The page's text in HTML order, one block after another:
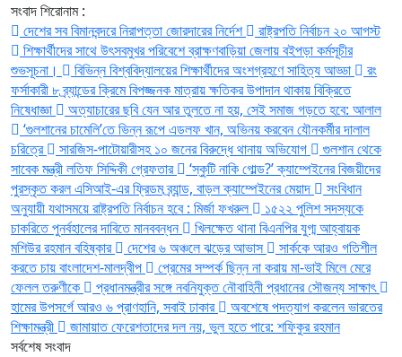
সংবাদ শিরোনাম :
দেশের সব বিমানবন্দরে নিরাপত্তা জোরদারের নির্দেশ
রাষ্ট্রপতি নির্বাচন ২০ আগস্ট
শিক্ষার্থীদের সাথে উৎসবমুখর পরিবেশে ব্রাক্ষণবাড়িয়া জেলায় বইপড়া কর্মসূচীর
শুভসূচনা।
বিভিন্ন বিশ্ববিদ্যালয়ের শিক্ষার্থীদের অংশগ্রহণে সাহিত্য আড্ডা
রং
ফর্সাকারী ৮ ব্র্যান্ডের ক্রিমে বিপজ্জনক মাত্রায় ক্ষতিকর উপাদান থাকায় বিক্রিতে
নিষেধাজ্ঞা
অত্যাচারের ছবি যেন আর তুলতে না হয়, সেই সমাজ গড়তে হবে: আলাল
‘গুলশানের চামেলি’তে ভিন্ন রূপে এডলফ খান, অভিনয় করবেন যৌনকর্মীর দালাল
চরিত্রে
সারজিস-পাটোয়ারীসহ ১০ জনের বিরুদ্ধে থানায় অভিযোগ
গুলশান থেকে
সাবেক মন্ত্রী লতিফ সিদ্দিকী গ্রেফতার
‘স্কুটি নাকি গোল্ড?’ ক্যাম্পেইনের বিজয়ীদের
পুরস্কৃত করল এসিআই-এর ফ্রিডম ব্র্যান্ড, বাড়ল ক্যাম্পেইনের মেয়াদ
সংবিধান
অনুযায়ী যথাসময়ে রাষ্ট্রপতি নির্বাচন হবে : মির্জা ফখরুল
১৫২২ পুলিশ সদস্যকে
চাকরিতে পুনর্বহালের দাবিতে মানববন্ধন
খিলক্ষেত থানা বিএনপির যুগ্ম আহ্বায়ক
মশিউর রহমান বহিষ্কার
দেশের ৬ অঞ্চলে ঝড়ের আভাস
সার্ককে আরও গতিশীল
করতে চায় বাংলাদেশ-মালদ্বীপ
প্রেমের সম্পর্ক ছিন্ন না করায় মা-ভাই মিলে মেরে
ফেলল তরুণীকে
প্রধানমন্ত্রীর সঙ্গে নবনিযুক্ত নৌবাহিনী প্রধানের সৌজন্য সাক্ষাৎ
হামের উপসর্গে আরও ৬ প্রাণহানি, সবাই ঢাকার
অবশেষে পদত্যাগ করলেন ভারতের
শিক্ষামন্ত্রী
জামায়াত ফেরেশতাদের দল নয়, ভুল হতে পারে: শফিকুর রহমান
সর্বশেষ সংবাদ